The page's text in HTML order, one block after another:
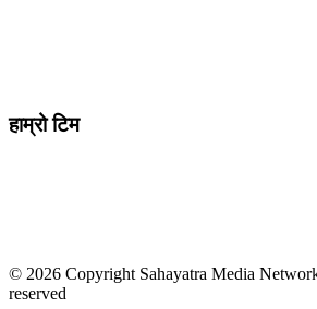
हाम्रो टिम
© 2026 Copyright Sahayatra Media
reserved